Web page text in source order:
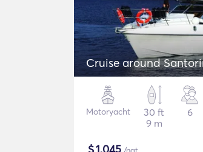
Cruise around
Motoryacht
30 ft
9 m
6